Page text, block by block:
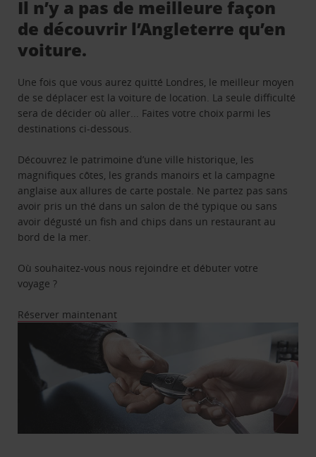
Il n’y a pas de meilleure façon
de découvrir l’Angleterre qu’en
voiture.
Une fois que vous aurez quitté Londres, le meilleur moyen
de se déplacer est la voiture de location. La seule difficulté
sera de décider où aller... Faites votre choix parmi les
destinations ci-dessous.
Découvrez le patrimoine d’une ville historique, les
magnifiques côtes, les grands manoirs et la campagne
anglaise aux allures de carte postale. Ne partez pas sans
avoir pris un thé dans un salon de thé typique ou sans
avoir dégusté un fish and chips dans un restaurant au
bord de la mer.
Où souhaitez-vous nous rejoindre et débuter votre
voyage ?
Réserver maintenant